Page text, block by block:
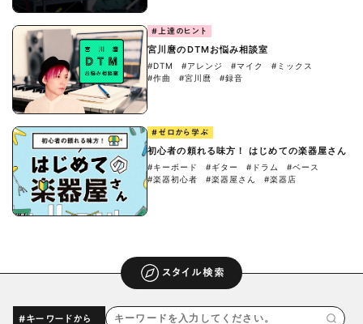
#上達のヒント
宮川麿のDTMお悩み相談室
#DTM #アレンジ #マイク
#ミックス
#作曲
#宮川麿 #録音
#ゼロから学ぶ
初心者の頼れる味方！ はじめての楽器屋さん
#キーボード #ギター #ドラム
#ベース
#楽器初心者
#楽器屋さん #楽器店
スタイル検索
#キーワードから